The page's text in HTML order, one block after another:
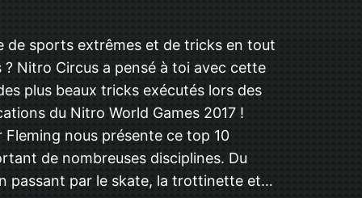
de sports extrêmes et de tricks en tout
? Nitro Circus a pensé à toi avec cette
plus beaux tricks exécutés lors des
du Nitro World Games 2017 !
Fleming nous présente ce top 10
de nombreuses disciplines. Du
passant par le skate, la trottinette et…